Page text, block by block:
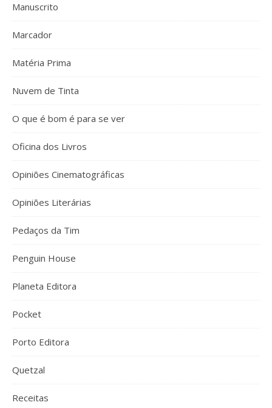
Manuscrito
Marcador
Matéria Prima
Nuvem de Tinta
O que é bom é para se ver
Oficina dos Livros
Opiniões Cinematográficas
Opiniões Literárias
Pedaços da Tim
Penguin House
Planeta Editora
Pocket
Porto Editora
Quetzal
Receitas